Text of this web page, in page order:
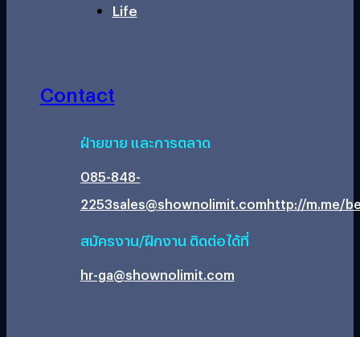
Life
Contact
ฝ่ายขาย และการตลาด
085-848-
2253sales@shownolimit.comhttp://m.me/
สมัครงาน/ฝึกงาน ติดต่อได้ที่
hr-ga@shownolimit.com